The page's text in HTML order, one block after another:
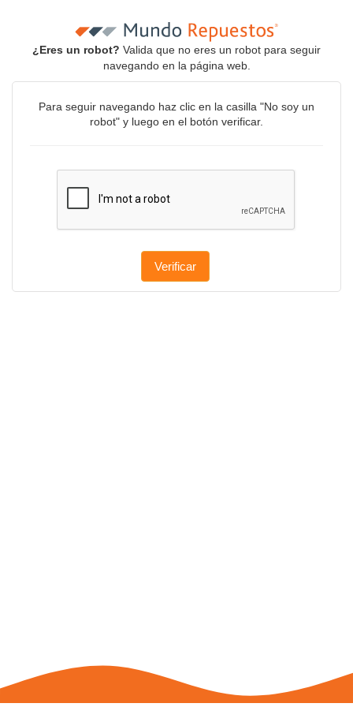
¿Eres un robot? Valida que no eres un robot para seguir
navegando en la página web.
Para seguir navegando haz clic en la casilla "No soy un
robot" y luego en el botón verificar.
Verificar